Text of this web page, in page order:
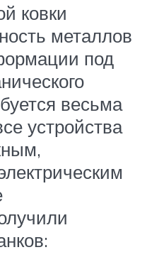
ковки
металлов
под
весьма
устройства